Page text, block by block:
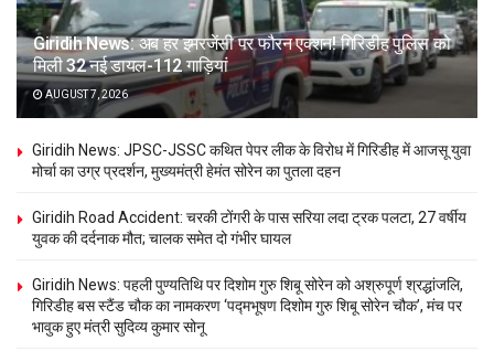
Giridih News: अब हर इमरजेंसी पर फौरन एक्शन! गिरिडीह पुलिस को
मिली 32 नई डायल-112 गाड़ियां
AUGUST 7, 2026
Giridih News: JPSC-JSSC कथित पेपर लीक के विरोध में गिरिडीह में आजसू युवा
मोर्चा का उग्र प्रदर्शन, मुख्यमंत्री हेमंत सोरेन का पुतला दहन
Giridih Road Accident: चरकी टोंगरी के पास सरिया लदा ट्रक पलटा, 27 वर्षीय
युवक की दर्दनाक मौत; चालक समेत दो गंभीर घायल
Giridih News: पहली पुण्यतिथि पर दिशोम गुरु शिबू सोरेन को अश्रुपूर्ण श्रद्धांजलि,
गिरिडीह बस स्टैंड चौक का नामकरण ‘पद्मभूषण दिशोम गुरु शिबू सोरेन चौक’, मंच पर
भावुक हुए मंत्री सुदिव्य कुमार सोनू